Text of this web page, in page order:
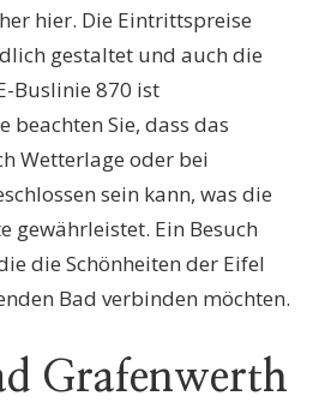
hier. Die Eintrittspreise
gestaltet und auch die
Buslinie 870 ist
Sie, dass das
Wetterlage oder bei
sein kann, was die
gewährleistet. Ein Besuch
die Schönheiten der Eifel
Bad verbinden möchten.
Grafenwerth